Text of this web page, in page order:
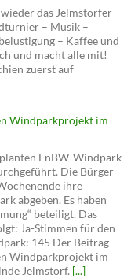
das Jelmstorfer
– Musik –
– Kaffee und
und macht alle mit!
zuerst auf
Windparkprojekt im
EnBW-Windpark
Die Bürger
ihre
abgeben. Es haben
beteiligt. Das
Ja-Stimmen für den
145 Der Beitrag
Windparkprojekt im
Jelmstorf. [...]